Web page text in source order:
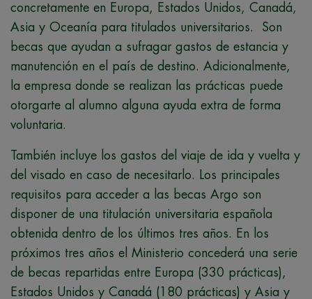
concretamente en Europa, Estados Unidos, Canadá,
Asia y Oceanía para titulados universitarios. Son
becas que ayudan a sufragar gastos de estancia y
manutención en el país de destino. Adicionalmente,
la empresa donde se realizan las prácticas puede
otorgarte al alumno alguna ayuda extra de forma
voluntaria.
También incluye los gastos del viaje de ida y vuelta y
del visado en caso de necesitarlo. Los principales
requisitos para acceder a las becas Argo son
disponer de una titulación universitaria española
obtenida dentro de los últimos tres años. En los
próximos tres años el Ministerio concederá una serie
de becas repartidas entre Europa (330 prácticas),
Estados Unidos y Canadá (180 prácticas) y Asia y